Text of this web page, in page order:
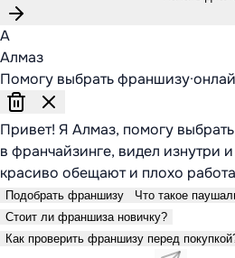
А
Алмаз
Помогу выбрать франшизу·
Привет! Я Алмаз, помогу
в франчайзинге, видел изнутри
красиво обещают и плохо
Подобрать франшизу
Что такое
Стоит ли франшиза новичку?
Как проверить франшизу перед